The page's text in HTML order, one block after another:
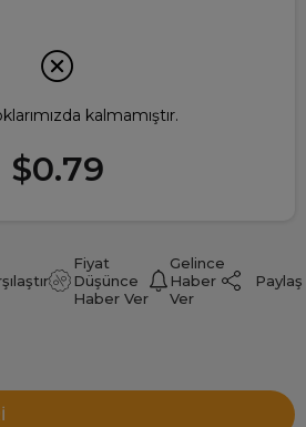
kalmamıştır.
$0.79
Fiyat
Düşünce
Haber Ver
Gelince
Haber
Ver
Paylaş